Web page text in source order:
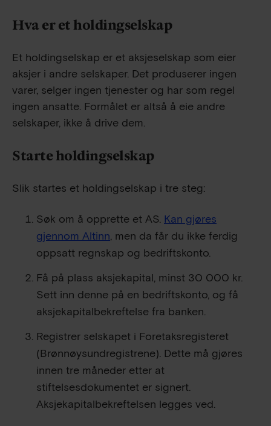
Hva er et holdingselskap
Et holdingselskap er et aksjeselskap som eier
aksjer i andre selskaper. Det produserer ingen
varer, selger ingen tjenester og har som regel
ingen ansatte. Formålet er altså å eie andre
selskaper, ikke å drive dem.
Starte holdingselskap
Slik startes et holdingselskap i tre steg:
Søk om å opprette et AS. Kan gjøres
gjennom Altinn, men da får du ikke ferdig
oppsatt regnskap og bedriftskonto.
Få på plass aksjekapital, minst 30 000 kr.
Sett inn denne på en bedriftskonto, og få
aksjekapitalbekreftelse fra banken.
Registrer selskapet i Foretaksregisteret
(Brønnøysundregistrene). Dette må gjøres
innen tre måneder etter at
stiftelsesdokumentet er signert.
Aksjekapitalbekreftelsen legges ved.